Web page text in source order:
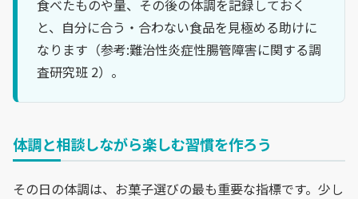
食べたものや量、その後の体調を記録しておく
と、自分に合う・合わない食品を見極める助けに
なります（参考:難治性炎症性腸管障害に関する調
査研究班 2）。
体調と相談しながら楽しむ習慣を作ろう
その日の体調は、お菓子選びの最も重要な指標です。少し